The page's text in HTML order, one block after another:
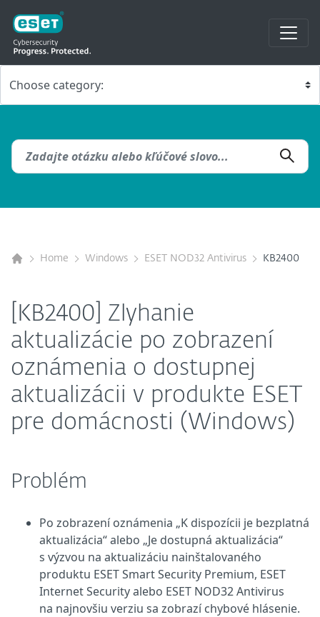
Home Windows ESET NOD32 Antivirus KB2400
[KB2400] Zlyhanie
aktualizácie po zobrazení
oznámenia o dostupnej
aktualizácii v produkte ESET
pre domácnosti (Windows)
Problém
Po zobrazení oznámenia „K dispozícii je bezplatná
aktualizácia“ alebo „Je dostupná aktualizácia“
s výzvou na aktualizáciu nainštalovaného
produktu ESET Smart Security Premium, ESET
Internet Security alebo ESET NOD32 Antivirus
na najnovšiu verziu sa zobrazí chybové hlásenie.